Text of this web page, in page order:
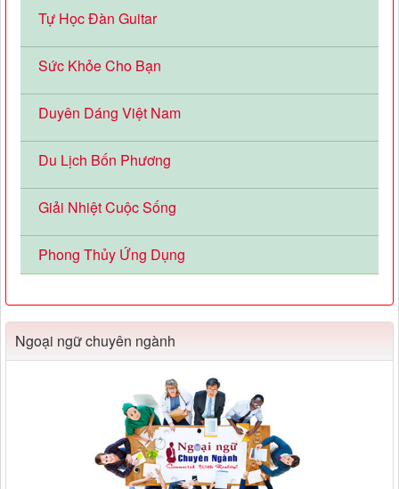
Tự Học Đàn Guitar
Sức Khỏe Cho Bạn
Duyên Dáng Việt Nam
Du Lịch Bốn Phương
Giải Nhiệt Cuộc Sống
Phong Thủy Ứng Dụng
Ngoại ngữ chuyên ngành